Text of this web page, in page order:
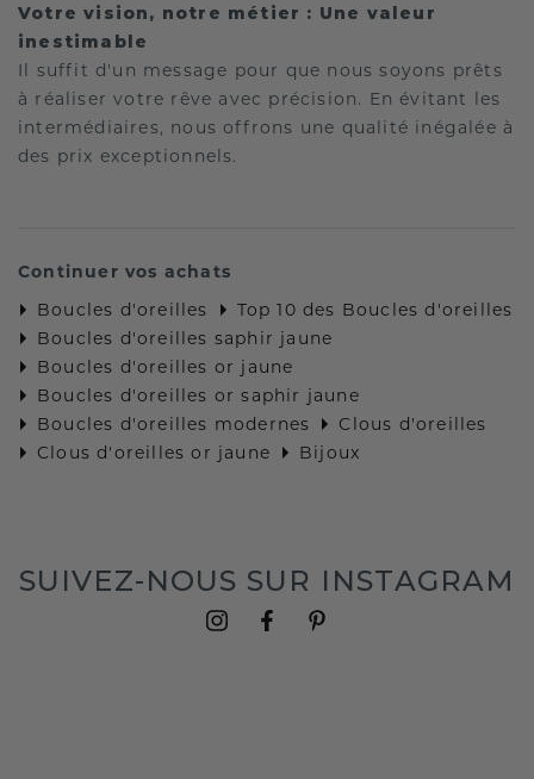
Votre vision, notre métier : Une valeur
inestimable
Il suffit d'un message pour que nous soyons prêts
à réaliser votre rêve avec précision. En évitant les
intermédiaires, nous offrons une qualité inégalée à
des prix exceptionnels.
Continuer vos achats
Boucles d'oreilles
Top 10 des Boucles d'oreilles
Boucles d'oreilles saphir jaune
Boucles d'oreilles or jaune
Boucles d'oreilles or saphir jaune
Boucles d'oreilles modernes
Clous d'oreilles
Clous d'oreilles or jaune
Bijoux
SUIVEZ-NOUS SUR INSTAGRAM